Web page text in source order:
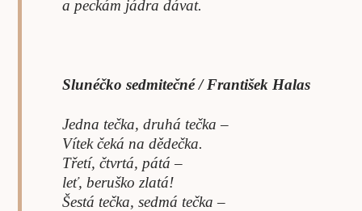
a peckám jádra dávat.
Slunéčko sedmitečné / František Halas
Jedna tečka, druhá tečka –
Vítek čeká na dědečka.
Třetí, čtvrtá, pátá –
leť, beruško zlatá!
Šestá tečka, sedmá tečka –